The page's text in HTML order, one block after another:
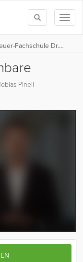
Toggle
search
Zertifizierte Finanzbuchhalter*innen (Steuer-Fachschule Dr. Endriss)
Pinell